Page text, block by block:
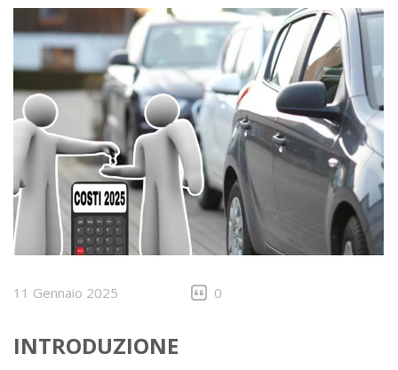
CONTATTI
11 Gennaio 2025 0
INTRODUZIONE